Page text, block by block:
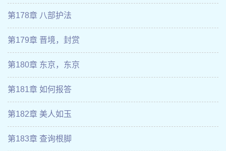
第178章 八部护法
第179章 晋境，封赏
第180章 东京，东京
第181章 如何报答
第182章 美人如玉
第183章 查询根脚